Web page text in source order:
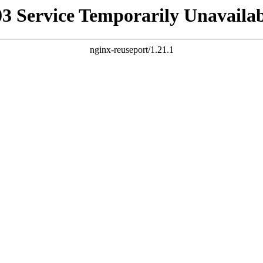
Service Temporarily
nginx-reuseport/1.21.1